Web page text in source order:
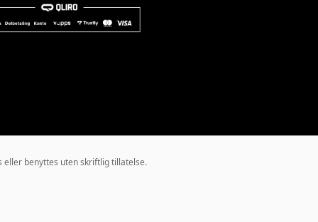
eller benyttes uten skriftlig tillatelse.